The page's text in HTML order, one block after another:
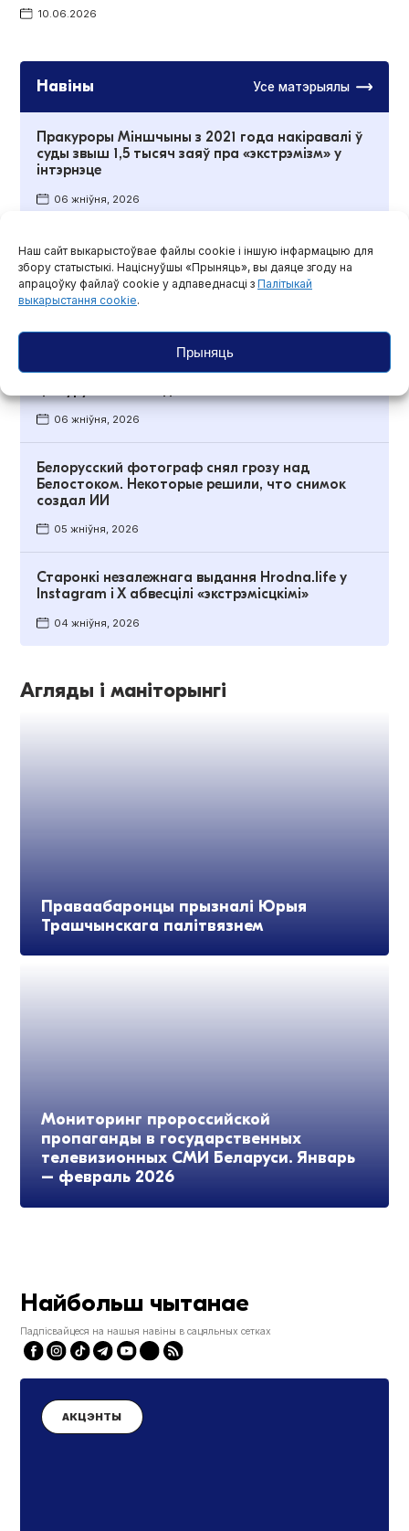
Наш сайт выкарыстоўвае файлы cookie і іншую інфармацыю для
збору статыстыкі. Націснуўшы «Прыняць», вы даяце згоду на
апрацоўку файлаў cookie у адпаведнасці з Палітыкай
выкарыстання cookie.
Прыняць
10.06.2026
Навіны Усе матэрыялы
Пракуроры Міншчыны з 2021 года накіравалі ў
суды звыш 1,5 тысяч заяў пра «экстрэмізм» у
інтэрнэце
06 жніўня, 2026
«Экстрэмісцкі» спіс Мінінфарма: сайты
тэлеканала Euronews, журналісцкіх праектаў
EUvsDisinfo і «Рэзка»
06 жніўня, 2026
«Пісаў Тамары, ведаючы, што насамрэч пішу
Ларысе». Леанід Судаленка — пра турэмную
06 жніўня, 2026
Белорусский фотограф снял грозу над
Белостоком. Некоторые решили, что снимок
создал ИИ
05 жніўня, 2026
Старонкі незалежнага выдання Hrodna.life у
Instagram і Х абвесцілі «экстрэмісцкімі»
04 жніўня, 2026
Агляды і маніторынгі
Праваабаронцы прызналі Юрыя
Трашчынскага палітвязнем
Мониторинг пророссийской
пропаганды в государственных
телевизионных СМИ Беларуси. Январь
– февраль 2026
Найбольш чытанае
Падпісвайцеся на нашыя навіны в сацяльных сетках
АКЦЭНТЫ